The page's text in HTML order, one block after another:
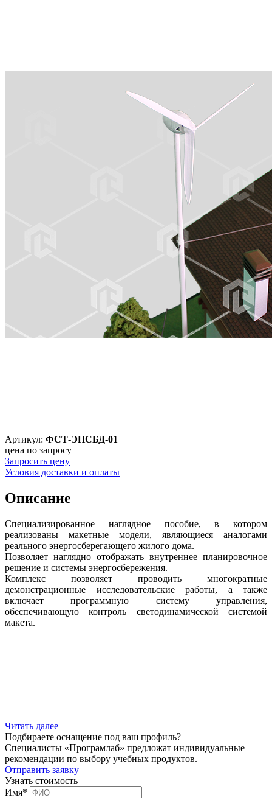
Артикул: ФСТ-ЭНСБД-01
цена по запросу
Запросить цену
Условия доставки и оплаты
Описание
Специализированное наглядное пособие, в котором
реализованы макетные модели, являющиеся аналогами
реального энергосберегающего жилого дома.
Позволяет наглядно отображать внутреннее планировочное
решение и системы энергосбережения.
Комплекс позволяет проводить многократные
демонстрационные исследовательские работы, а также
включает программную систему управления,
обеспечивающую контроль светодинамической системой
макета.
Читать далее
Подбираете оснащение под ваш профиль?
Специалисты «Програмлаб» предложат индивидуальные
рекомендации по выбору учебных продуктов.
Отправить заявку
Узнать стоимость
Имя*